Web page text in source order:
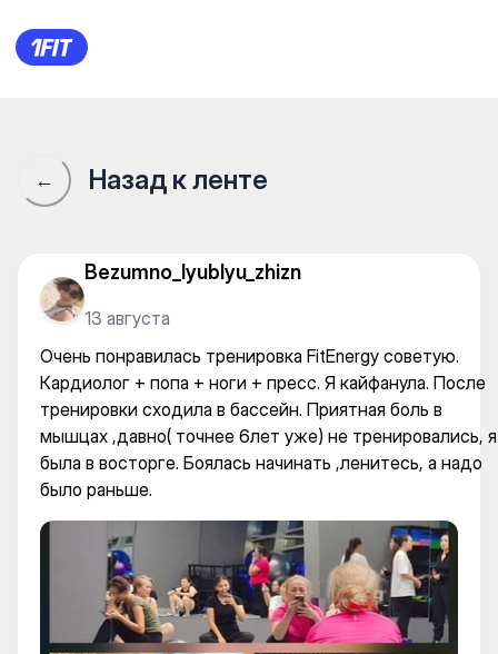
Arena fitness hub — Gym
← Назад к ленте
Bezumno_lyublyu_zhizn
13 августа
Очень понравилась тренировка FitEnergy советую.
Кардиолог + попа + ноги + пресс. Я кайфанула. После
тренировки сходила в бассейн. Приятная боль в
мышцах ,давно( точнее 6лет уже) не тренировались, я
была в восторге. Боялась начинать ,ленитесь, а надо
было раньше.